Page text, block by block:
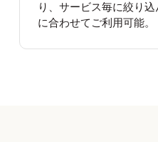
り、サービス毎に絞り
に合わせてご利用可能。